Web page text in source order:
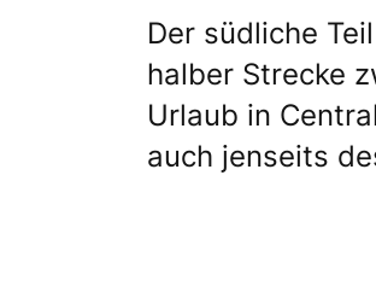
Der südliche
halber Strecke
Urlaub in
auch jenseits